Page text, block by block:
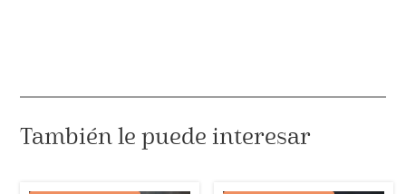
También le puede interesar